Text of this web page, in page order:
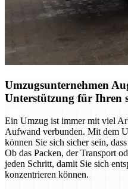
Umzugsunternehmen
Unterstützung für Ihren
Ein Umzug ist immer mit viel
Aufwand verbunden. Mit dem
können Sie sich sicher sein,
Ob das Packen, der Transport
jeden Schritt, damit Sie sich
konzentrieren können.